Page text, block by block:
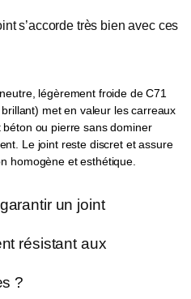
s’accorde très bien avec ces
légèrement froide de C71
met en valeur les carreaux
béton ou pierre sans dominer
Le joint reste discret et assure
homogène et esthétique.
un joint
résistant aux
?